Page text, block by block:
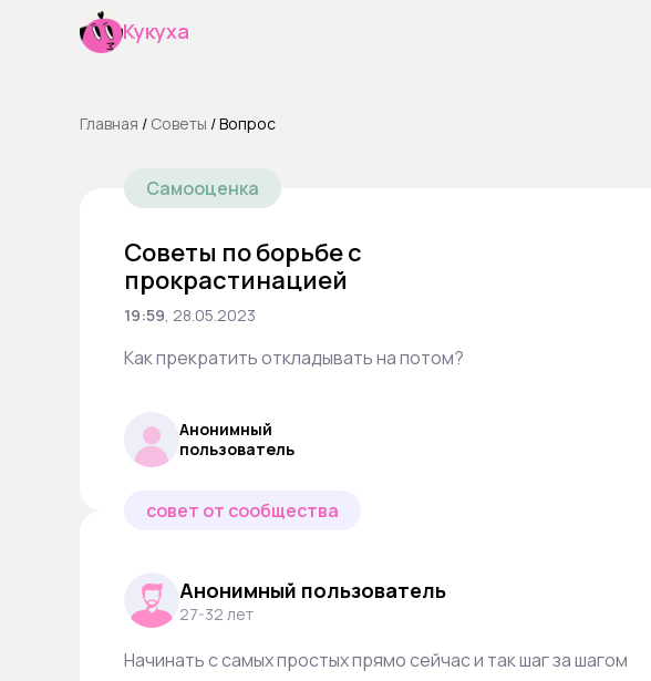
Кукуха
Главная / Cоветы /Вопрос
Самооценка
Советы по борьбе с
прокрастинацией
19:59, 28.05.2023
Как прекратить откладывать на потом?
Анонимный
пользователь
совет от сообщества
Анонимный пользователь
27-32 лет
Начинать с самых простых прямо сейчас и так шаг за шагом